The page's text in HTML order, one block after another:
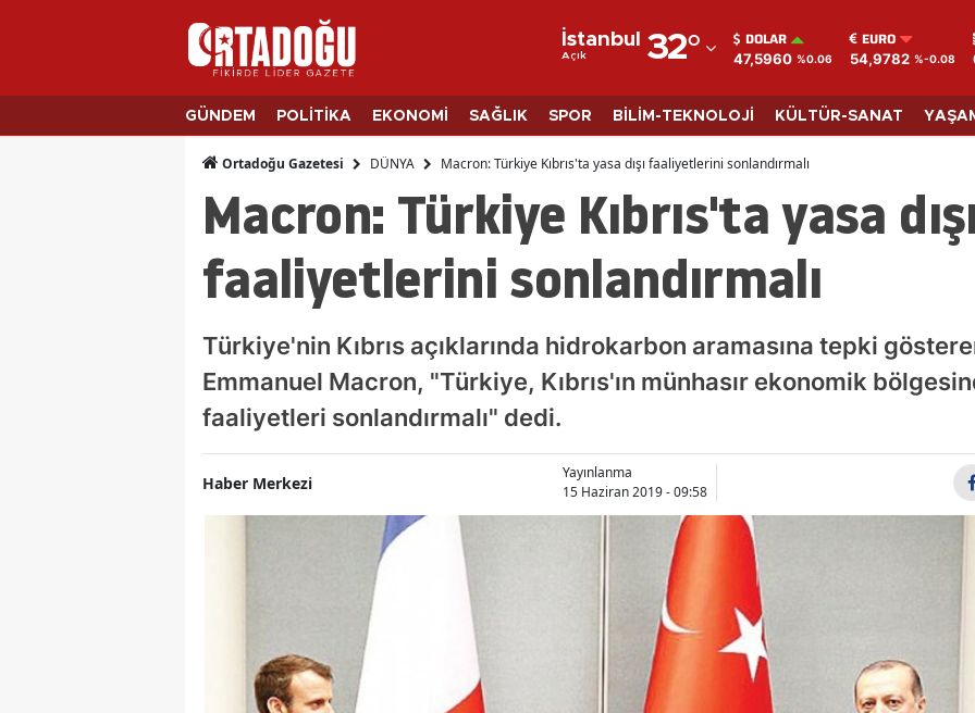
İstanbul
Açık 32°
Adana
Adıyaman
Afyonkarahisar
Ağrı
Ankara
Antalya
Artvin
Balıkesir
Bilecik
Bingöl
Bolu
DOLAR
47,5960 %0.06
EURO
54,9782 %-0.08
GÜNDEM POLİTİKA EKONOMİ SAĞLIK SPOR BİLİM-TEKNOLOJİ KÜLTÜR-SANAT
Ortadoğu Gazetesi DÜNYA Macron: Türkiye Kıbrıs'ta yasa dışı faaliyetlerini sonlandırmalı
Macron: Türkiye Kıbrıs'ta yasa
faaliyetlerini sonlandırmalı
Türkiye'nin Kıbrıs açıklarında hidrokarbon aramasına tepki
Emmanuel Macron, "Türkiye, Kıbrıs'ın münhasır ekonomik
faaliyetleri sonlandırmalı" dedi.
Haber Merkezi
Yayınlanma
15 Haziran 2019 - 09:58
Victor Osimhen
Yeni Parti